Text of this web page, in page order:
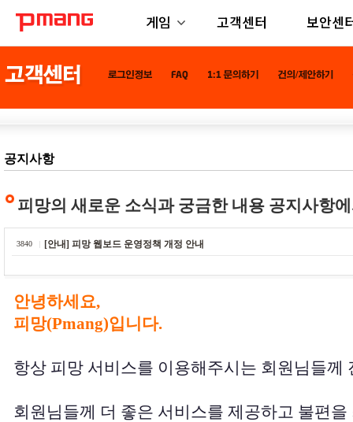
게임 고객센터 보안센
공지사항
피망의 새로운 소식과 궁금한 내용 공지사항
3840 [안내] 피망 웹보드 운영정책 개정 안내
안녕하세요,
피망(Pmang)입니다.
항상 피망 서비스를 이용해주시는 회원님들께
회원님들께 더 좋은 서비스를 제공하고 불편